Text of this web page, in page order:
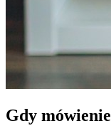
Gdy